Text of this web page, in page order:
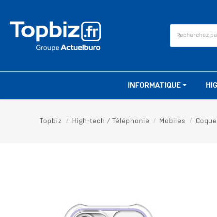
INFORMATIQUE
Topbiz High-tech / Téléphonie Mobiles